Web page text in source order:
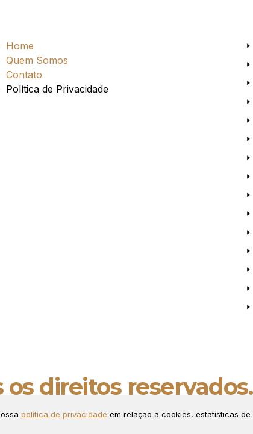
Home
Quem Somos
Contato
Política de Privacidade
direitos
política de privacidade em relação a cookies, estatísticas de